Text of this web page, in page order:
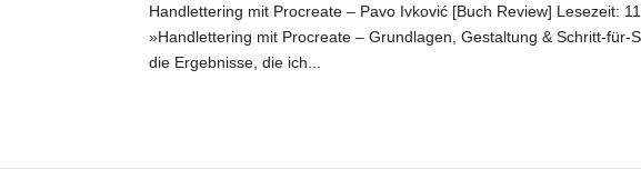
Handlettering mit Procreate – Pavo Ivković [Buch Review] Lesezeit:
»Handlettering mit Procreate – Grundlagen, Gestaltung & Schritt-für-
die Ergebnisse, die ich...